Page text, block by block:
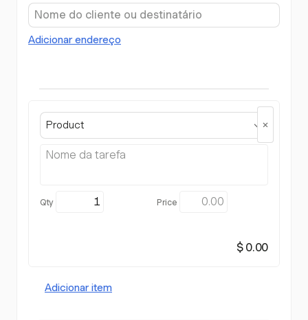
Adicionar endereço
Product
$ 0.00
Adicionar item